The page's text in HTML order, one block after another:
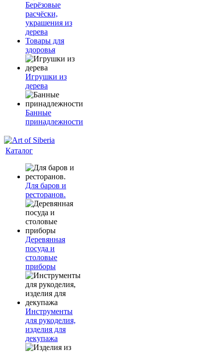
Берёзовые
расчёски,
украшения из
дерева
Товары для
здоровья
Игрушки из
дерева
Банные
принадлежности
Каталог
Для баров и
ресторанов.
Деревянная
посуда и
столовые
приборы
Инструменты
для рукоделия,
изделия для
декупажа